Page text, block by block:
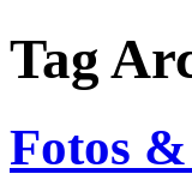
Tag
Fotos